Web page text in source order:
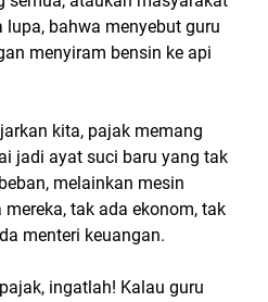
bahwa menyebut guru
menyiram bensin ke api
kita, pajak memang
jadi ayat suci baru yang tak
melainkan mesin
tak ada ekonom, tak
menteri keuangan.
ingatlah! Kalau guru